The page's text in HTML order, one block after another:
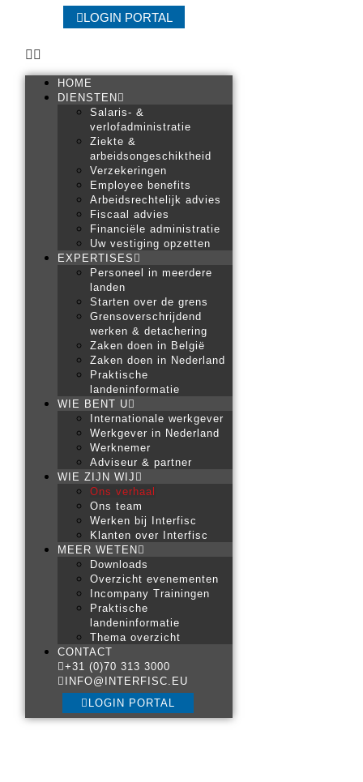
LOGIN PORTAL
HOME
DIENSTEN
Salaris- &
verlofadministratie
Ziekte &
arbeidsongeschiktheid
Verzekeringen
Employee benefits
Arbeidsrechtelijk advies
Fiscaal advies
Financiële administratie
Uw vestiging opzetten
EXPERTISES
Personeel in meerdere
landen
Starten over de grens
Grensoverschrijdend
werken & detachering
Zaken doen in België
Zaken doen in Nederland
Praktische
landeninformatie
WIE BENT U
Internationale werkgever
Werkgever in Nederland
Werknemer
Adviseur & partner
WIE ZIJN WIJ
Ons verhaal
Ons team
Werken bij Interfisc
Klanten over Interfisc
MEER WETEN
Downloads
Overzicht evenementen
Incompany Trainingen
Praktische
landeninformatie
Thema overzicht
CONTACT
+31 (0)70 313 3000
INFO@INTERFISC.EU
LOGIN PORTAL